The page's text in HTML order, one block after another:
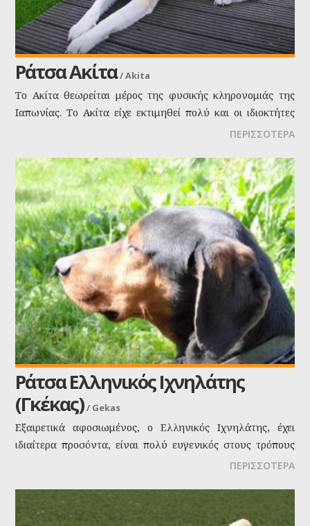
Ράτσα Ακίτα /Akita
Το Ακίτα θεωρείται μέρος της φυσικής κληρονομιάς της
Ιαπωνίας. Το Ακίτα είχε εκτιμηθεί πολύ και οι ιδιοκτήτες
του ήταν μόνο αριστοκράτες. Το Akita ανήκει σε μια
απόμακρος με τους ξένους, αλλά στοργικός με τα μέλη της
οικογένειας.
ΠΕΡΙΣΣΟΤΕΡΑ
Ράτσα Ελληνικός Ιχνηλάτης
(Γκέκας) /Gekas
Εξαιρετικά αφοσιωμένος, ο Ελληνικός Ιχνηλάτης, έχει
ιδιαίτερα προσόντα, είναι πολύ ευγενικός στους τρόπους
του, φιλικός και στοργικός. Πληγώνεται όταν παραμελείται
ελαφρύ σκελετό, είναι πολύ γρήγορος στο τρέξιμό του και
πολύ αποδοτικός στην κυνηγετική συνήθως εργασία του.
ΠΕΡΙΣΣΟΤΕΡΑ